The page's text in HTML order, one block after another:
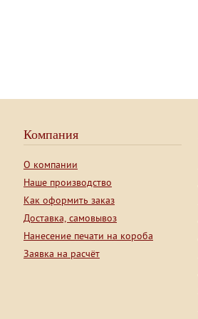
Компания
О компании
Наше производство
Как оформить заказ
Доставка, самовывоз
Нанесение печати на короба
Заявка на расчёт